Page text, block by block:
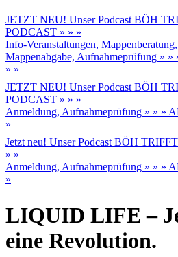
JETZT NEU! Unser Podcast BÖH
PODCAST » » »
Info-Veranstaltungen,
Mappenabgabe, Aufnahmeprüfung »
» »
JETZT NEU! Unser Podcast BÖH
PODCAST » » »
Anmeldung, Aufnahmeprüfung » » »
»
Jetzt neu! Unser Podcast BÖH
» »
Anmeldung, Aufnahmeprüfung » » »
»
LIQUID LIFE –
eine Revolution.